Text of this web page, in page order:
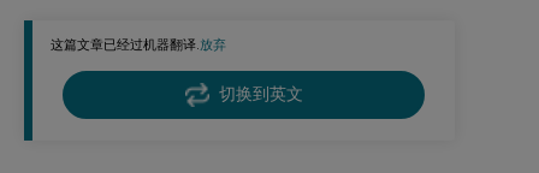
这篇文章已经过机器翻译.放弃
切换到英文